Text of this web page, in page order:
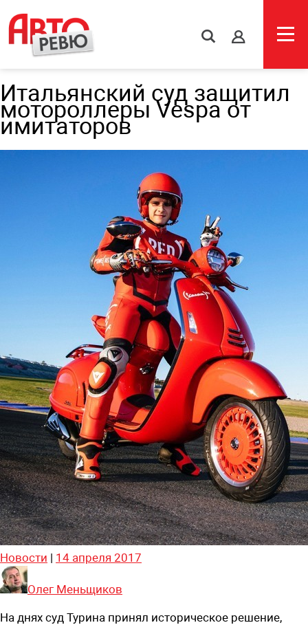
s
Итальянский суд защитил
мотороллеры Vespa от
имитаторов
Новости | 14 апреля 2017
Олег Меньщиков
На днях суд Турина принял историческое решение,